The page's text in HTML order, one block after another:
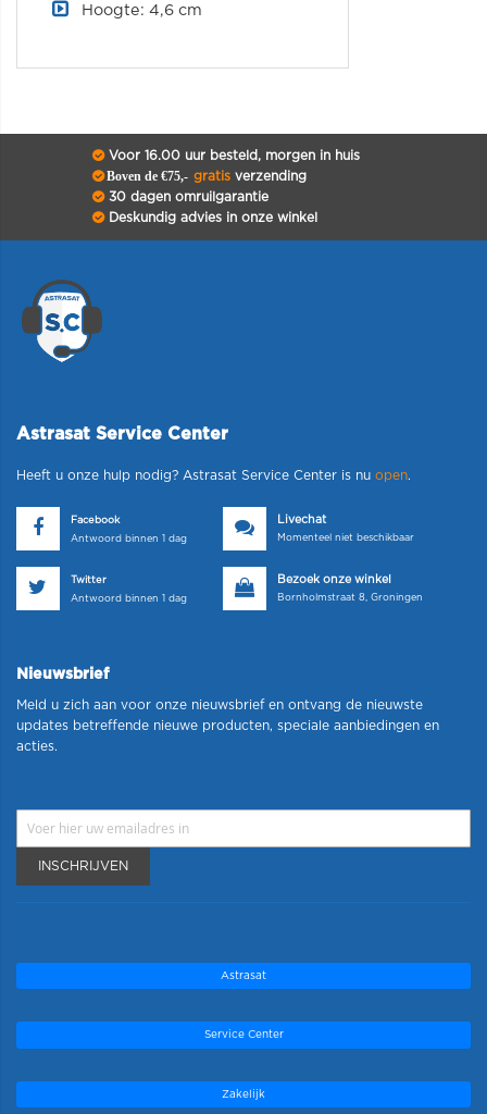
Hoogte: 4,6 cm
Voor 16.00 uur besteld, morgen in huis
Boven de €75,- gratisverzending
30 dagen omruilgarantie
Deskundig advies in onze winkel
Astrasat Service Center
Heeft u onze hulp nodig? Astrasat Service Center is nu open.
Facebook
Antwoord binnen 1 dag
Livechat
Momenteel niet beschikbaar
Twitter
Antwoord binnen 1 dag
Bezoek onze winkel
Bornholmstraat 8, Groningen
Nieuwsbrief
Meld u zich aan voor onze nieuwsbrief en ontvang de nieuwste
updates betreffende nieuwe producten, speciale aanbiedingen en
acties.
INSCHRIJVEN
Astrasat
Service Center
Zakelijk